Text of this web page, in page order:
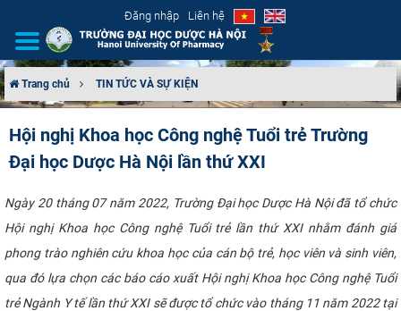
Đăng nhập Liên hệ
CƠ CẤU TỔ CHỨC
TUYỂN SINH
ĐÀO TẠO
ĐẢM BẢO CHẤT LƯỢNG
Trang chủ TIN TỨC VÀ SỰ KIỆN
Hội nghị Khoa học Công nghệ Tuổi trẻ Trường
Đại học Dược Hà Nội lần thứ XXI
Ngày 20 tháng 07 năm 2022, Trường Đại học Dược Hà Nội đã tổ chức
Hội nghị Khoa học Công nghệ Tuổi trẻ lần thứ XXI nhằm đánh giá
phong trào nghiên cứu khoa học của cán bộ trẻ, học viên và sinh viên,
qua đó lựa chọn các báo cáo xuất Hội nghị Khoa học Công nghệ Tuổi
trẻ Ngành Y tế lần thứ XXI sẽ được tổ chức vào tháng 11 năm 2022 tại